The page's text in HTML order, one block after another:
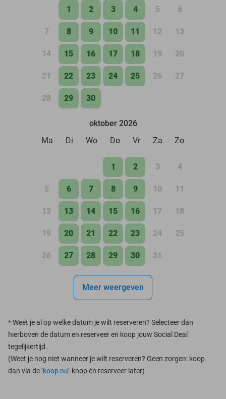
1 2 3 4 5 6
7 8 9 10 11 12 13
14 15 16 17 18 19 20
21 22 23 24 25 26 27
28 29 30
oktober 2026
Ma
Di Wo Do Vr Za Zo
1 2 3 4
5 6 7 8 9 10 11
12 13 14 15 16 17 18
19 20 21 22 23 24 25
26 27 28 29 30 31
Meer weergeven
*Weet je al op welke datum je wilt reserveren? Selecteer dan
hierboven de datum en reserveer en koop jouw Social Deal
tegelijkertijd.
(Weet je nog niet wanneer je wilt reserveren? Geen zorgen: koop
dan via de ‘koop nu’-knop én reserveer later)